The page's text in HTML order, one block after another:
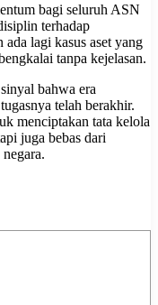
bagi seluruh ASN
terhadap
lagi kasus aset yang
tanpa kejelasan.
bahwa era
telah berakhir.
menciptakan tata kelola
juga bebas dari